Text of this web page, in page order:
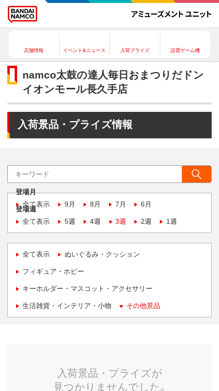
店舗情報 イベント&ニュース 入荷プライズ 設置ゲーム機
namco太鼓の達人毎日おまつりだドン
イオンモール長久手店
入荷景品・プライズ情報
登場月
全て表示
9月 8月 7月 6月
登場週
全て表示
5週 4週 3週 2週 1週
全て表示 ぬいぐるみ・クッション
フィギュア・ホビー
キーホルダー・マスコット・アクセサリー
生活雑貨・インテリア・小物 その他景品